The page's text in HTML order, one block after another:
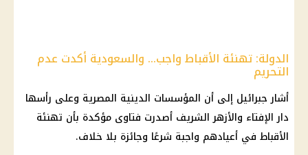
الدولة: تهنئة الأقباط واجب… والسعودية أكدت عدم
التحريم
أشار جبرائيل إلى أن المؤسسات الدينية المصرية وعلى رأسها
دار الإفتاء والأزهر الشريف أصدرت فتاوى مؤكدة بأن تهنئة
الأقباط في أعيادهم واجبة شرعًا وجائزة بلا خلاف.